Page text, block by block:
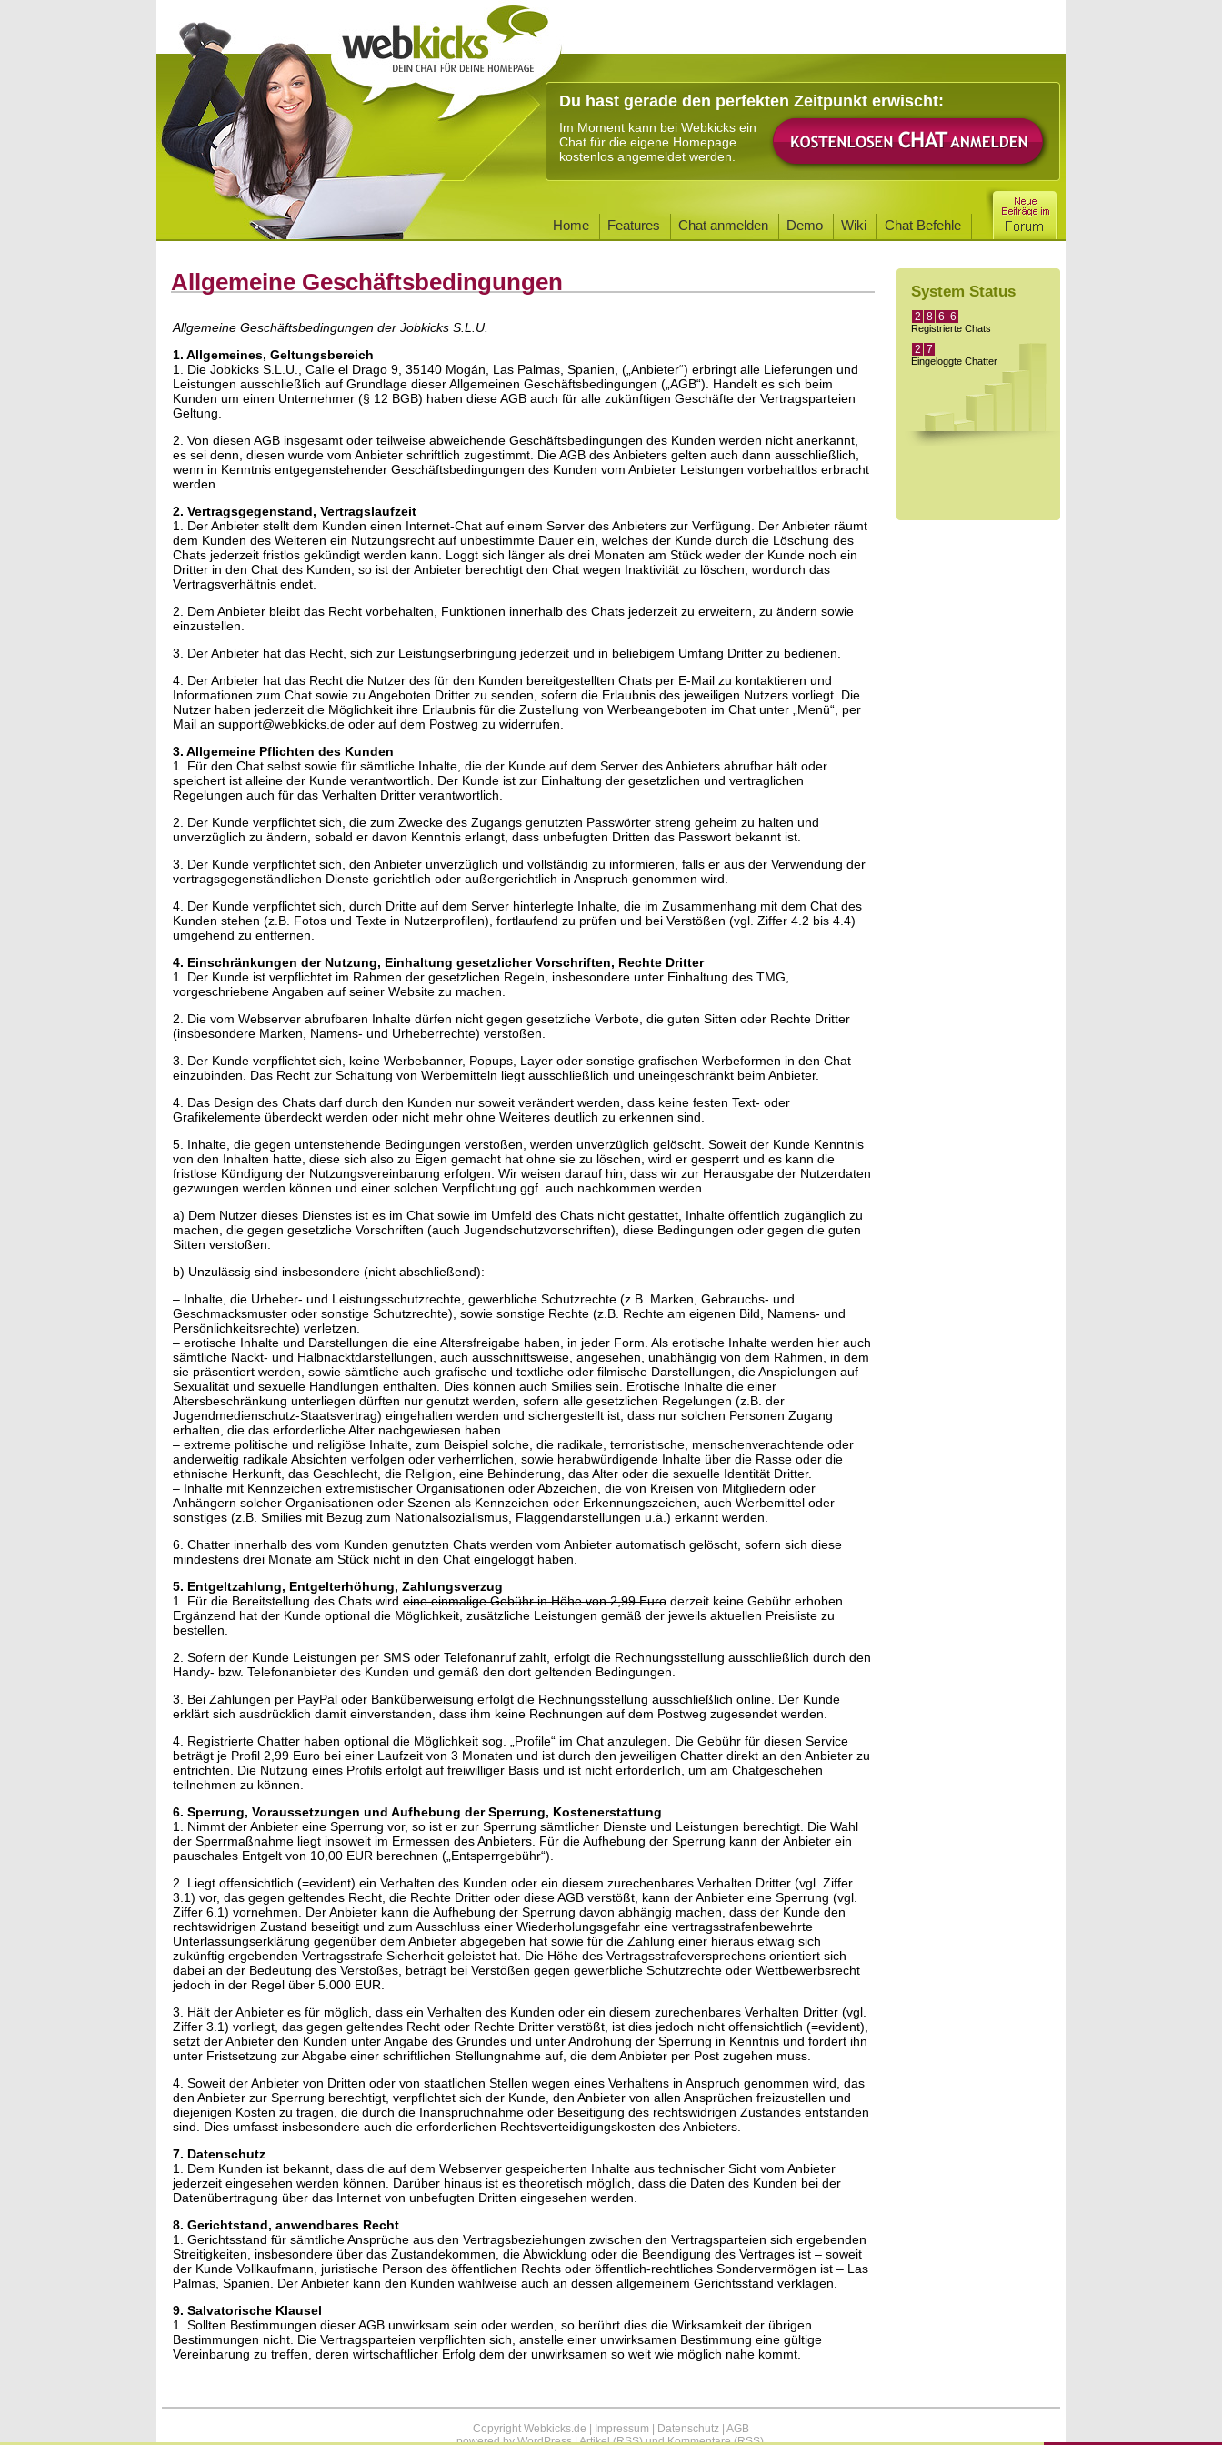
Du hast gerade den perfekten Zeitpunkt erwischt:
Im Moment kann bei Webkicks ein
Chat für die eigene Homepage
kostenlos angemeldet werden.
Home Features Chat anmelden Demo Wiki Chat Befehle
Allgemeine Geschäftsbedingungen
Allgemeine Geschäftsbedingungen der Jobkicks S.L.U.
1. Allgemeines, Geltungsbereich
1. Die Jobkicks S.L.U.
, Calle el Drago 9, 35140 Mogán, Las Palmas, Spanien, („Anbieter“) erbringt alle Lieferungen und
Leistungen ausschließlich auf Grundlage dieser Allgemeinen Geschäftsbedingungen („AGB“). Handelt es sich beim
Kunden um einen Unternehmer (§ 12 BGB) haben diese AGB auch für alle zukünftigen Geschäfte der Vertragsparteien
Geltung.
2. Von diesen AGB insgesamt oder teilweise abweichende Geschäftsbedingungen des Kunden werden nicht anerkannt,
es sei denn, diesen wurde vom Anbieter schriftlich zugestimmt. Die AGB des Anbieters gelten auch dann ausschließlich,
wenn in Kenntnis entgegenstehender Geschäftsbedingungen des Kunden vom Anbieter Leistungen vorbehaltlos erbracht
werden.
2. Vertragsgegenstand, Vertragslaufzeit
1. Der Anbieter stellt dem Kunden einen Internet-Chat auf einem Server des Anbieters zur Verfügung. Der Anbieter räumt
dem Kunden des Weiteren ein Nutzungsrecht auf unbestimmte Dauer ein, welches der Kunde durch die Löschung des
Chats jederzeit fristlos gekündigt werden kann. Loggt sich länger als drei Monaten am Stück weder der Kunde noch ein
Dritter in den Chat des Kunden, so ist der Anbieter berechtigt den Chat wegen Inaktivität zu löschen, wordurch das
Vertragsverhältnis endet.
2. Dem Anbieter bleibt das Recht vorbehalten, Funktionen innerhalb des Chats jederzeit zu erweitern, zu ändern sowie
einzustellen.
3. Der Anbieter hat das Recht, sich zur Leistungserbringung jederzeit und in beliebigem Umfang Dritter zu bedienen.
4. Der Anbieter hat das Recht die Nutzer des für den Kunden bereitgestellten Chats per E-Mail zu kontaktieren und
Informationen zum Chat sowie zu Angeboten Dritter zu senden, sofern die Erlaubnis des jeweiligen Nutzers vorliegt. Die
Nutzer haben jederzeit die Möglichkeit ihre Erlaubnis für die Zustellung von Werbeangeboten im Chat unter „Menü“, per
Mail an support@webkicks.de oder auf dem Postweg zu widerrufen.
3. Allgemeine Pflichten des Kunden
1. Für den Chat selbst sowie für sämtliche Inhalte, die der Kunde auf dem Server des Anbieters abrufbar hält oder
speichert ist alleine der Kunde verantwortlich. Der Kunde ist zur Einhaltung der gesetzlichen und vertraglichen
Regelungen auch für das Verhalten Dritter verantwortlich.
2. Der Kunde verpflichtet sich, die zum Zwecke des Zugangs genutzten Passwörter streng geheim zu halten und
unverzüglich zu ändern, sobald er davon Kenntnis erlangt, dass unbefugten Dritten das Passwort bekannt ist.
3. Der Kunde verpflichtet sich, den Anbieter unverzüglich und vollständig zu informieren, falls er aus der Verwendung der
vertragsgegenständlichen Dienste gerichtlich oder außergerichtlich in Anspruch genommen wird.
4. Der Kunde verpflichtet sich, durch Dritte auf dem Server hinterlegte Inhalte, die im Zusammenhang mit dem Chat des
Kunden stehen (z.B. Fotos und Texte in Nutzerprofilen), fortlaufend zu prüfen und bei Verstößen (vgl. Ziffer 4.2 bis 4.4)
umgehend zu entfernen.
4. Einschränkungen der Nutzung, Einhaltung gesetzlicher Vorschriften, Rechte Dritter
1. Der Kunde ist verpflichtet im Rahmen der gesetzlichen Regeln, insbesondere unter Einhaltung des TMG,
vorgeschriebene Angaben auf seiner Website zu machen.
2. Die vom Webserver abrufbaren Inhalte dürfen nicht gegen gesetzliche Verbote, die guten Sitten oder Rechte Dritter
(insbesondere Marken, Namens- und Urheberrechte) verstoßen.
3. Der Kunde verpflichtet sich, keine Werbebanner, Popups, Layer oder sonstige grafischen Werbeformen in den Chat
einzubinden. Das Recht zur Schaltung von Werbemitteln liegt ausschließlich und uneingeschränkt beim Anbieter.
4. Das Design des Chats darf durch den Kunden nur soweit verändert werden, dass keine festen Text- oder
Grafikelemente überdeckt werden oder nicht mehr ohne Weiteres deutlich zu erkennen sind.
5. Inhalte, die gegen untenstehende Bedingungen verstoßen, werden unverzüglich gelöscht. Soweit der Kunde Kenntnis
von den Inhalten hatte, diese sich also zu Eigen gemacht hat ohne sie zu löschen, wird er gesperrt und es kann die
fristlose Kündigung der Nutzungsvereinbarung erfolgen. Wir weisen darauf hin, dass wir zur Herausgabe der Nutzerdaten
gezwungen werden können und einer solchen Verpflichtung ggf. auch nachkommen werden.
a) Dem Nutzer dieses Dienstes ist es im Chat sowie im Umfeld des Chats nicht gestattet, Inhalte öffentlich zugänglich zu
machen, die gegen gesetzliche Vorschriften (auch Jugendschutzvorschriften), diese Bedingungen oder gegen die guten
Sitten verstoßen.
b) Unzulässig sind insbesondere (nicht abschließend):
– Inhalte, die Urheber- und Leistungsschutzrechte, gewerbliche Schutzrechte (z.B. Marken, Gebrauchs- und
Geschmacksmuster oder sonstige Schutzrechte), sowie sonstige Rechte (z.B. Rechte am eigenen Bild, Namens- und
Persönlichkeitsrechte) verletzen.
– erotische Inhalte und Darstellungen die eine Altersfreigabe haben, in jeder Form. Als erotische Inhalte werden hier auch
sämtliche Nackt- und Halbnacktdarstellungen, auch ausschnittsweise, angesehen, unabhängig von dem Rahmen, in dem
sie präsentiert werden, sowie sämtliche auch grafische und textliche oder filmische Darstellungen, die Anspielungen auf
Sexualität und sexuelle Handlungen enthalten. Dies können auch Smilies sein. Erotische Inhalte die einer
Altersbeschränkung unterliegen dürften nur genutzt werden, sofern alle gesetzlichen Regelungen (z.B. der
Jugendmedienschutz-Staatsvertrag) eingehalten werden und sichergestellt ist, dass nur solchen Personen Zugang
erhalten, die das erforderliche Alter nachgewiesen haben.
– extreme politische und religiöse Inhalte, zum Beispiel solche, die radikale, terroristische, menschenverachtende oder
anderweitig radikale Absichten verfolgen oder verherrlichen, sowie herabwürdigende Inhalte über die Rasse oder die
ethnische Herkunft, das Geschlecht, die Religion, eine Behinderung, das Alter oder die sexuelle Identität Dritter.
– Inhalte mit Kennzeichen extremistischer Organisationen oder Abzeichen, die von Kreisen von Mitgliedern oder
Anhängern solcher Organisationen oder Szenen als Kennzeichen oder Erkennungszeichen, auch Werbemittel oder
sonstiges (z.B. Smilies mit Bezug zum Nationalsozialismus, Flaggendarstellungen u.ä.) erkannt werden.
6. Chatter innerhalb des vom Kunden genutzten Chats werden vom Anbieter automatisch gelöscht, sofern sich diese
mindestens drei Monate am Stück nicht in den Chat eingeloggt haben.
5. Entgeltzahlung, Entgelterhöhung, Zahlungsverzug
1. Für die Bereitstellung des Chats wird eine einmalige Gebühr in Höhe von 2,99 Euro derzeit keine Gebühr erhoben.
Ergänzend hat der Kunde optional die Möglichkeit, zusätzliche Leistungen gemäß der jeweils aktuellen Preisliste zu
bestellen.
2. Sofern der Kunde Leistungen per SMS oder Telefonanruf zahlt, erfolgt die Rechnungsstellung ausschließlich durch den
Handy- bzw. Telefonanbieter des Kunden und gemäß den dort geltenden Bedingungen.
3. Bei Zahlungen per PayPal oder Banküberweisung erfolgt die Rechnungsstellung ausschließlich online. Der Kunde
erklärt sich ausdrücklich damit einverstanden, dass ihm keine Rechnungen auf dem Postweg zugesendet werden.
4. Registrierte Chatter haben optional die Möglichkeit sog. „Profile“ im Chat anzulegen. Die Gebühr für diesen Service
beträgt je Profil 2,99 Euro bei einer Laufzeit von 3 Monaten und ist durch den jeweiligen Chatter direkt an den Anbieter zu
entrichten. Die Nutzung eines Profils erfolgt auf freiwilliger Basis und ist nicht erforderlich, um am Chatgeschehen
teilnehmen zu können.
6. Sperrung, Voraussetzungen und Aufhebung der Sperrung, Kostenerstattung
1. Nimmt der Anbieter eine Sperrung vor, so ist er zur Sperrung sämtlicher Dienste und Leistungen berechtigt. Die Wahl
der Sperrmaßnahme liegt insoweit im Ermessen des Anbieters. Für die Aufhebung der Sperrung kann der Anbieter ein
pauschales Entgelt von 10,00 EUR berechnen („Entsperrgebühr“).
2. Liegt offensichtlich (=evident) ein Verhalten des Kunden oder ein diesem zurechenbares Verhalten Dritter (vgl. Ziffer
3.1) vor, das gegen geltendes Recht, die Rechte Dritter oder diese AGB verstößt, kann der Anbieter eine Sperrung (vgl.
Ziffer 6.1) vornehmen. Der Anbieter kann die Aufhebung der Sperrung davon abhängig machen, dass der Kunde den
rechtswidrigen Zustand beseitigt und zum Ausschluss einer Wiederholungsgefahr eine vertragsstrafenbewehrte
Unterlassungserklärung gegenüber dem Anbieter abgegeben hat sowie für die Zahlung einer hieraus etwaig sich
zukünftig ergebenden Vertragsstrafe Sicherheit geleistet hat. Die Höhe des Vertragsstrafeversprechens orientiert sich
dabei an der Bedeutung des Verstoßes, beträgt bei Verstößen gegen gewerbliche Schutzrechte oder Wettbewerbsrecht
jedoch in der Regel über 5.000 EUR.
3. Hält der Anbieter es für möglich, dass ein Verhalten des Kunden oder ein diesem zurechenbares Verhalten Dritter (vgl.
Ziffer 3.1) vorliegt, das gegen geltendes Recht oder Rechte Dritter verstößt, ist dies jedoch nicht offensichtlich (=evident),
setzt der Anbieter den Kunden unter Angabe des Grundes und unter Androhung der Sperrung in Kenntnis und fordert ihn
unter Fristsetzung zur Abgabe einer schriftlichen Stellungnahme auf, die dem Anbieter per Post zugehen muss.
4. Soweit der Anbieter von Dritten oder von staatlichen Stellen wegen eines Verhaltens in Anspruch genommen wird, das
den Anbieter zur Sperrung berechtigt, verpflichtet sich der Kunde, den Anbieter von allen Ansprüchen freizustellen und
diejenigen Kosten zu tragen, die durch die Inanspruchnahme oder Beseitigung des rechtswidrigen Zustandes entstanden
sind. Dies umfasst insbesondere auch die erforderlichen Rechtsverteidigungskosten des Anbieters.
7. Datenschutz
1. Dem Kunden ist bekannt, dass die auf dem Webserver gespeicherten Inhalte aus technischer Sicht vom Anbieter
jederzeit eingesehen werden können. Darüber hinaus ist es theoretisch möglich, dass die Daten des Kunden bei der
Datenübertragung über das Internet von unbefugten Dritten eingesehen werden.
8. Gerichtstand, anwendbares Recht
1. Gerichtsstand für sämtliche Ansprüche aus den Vertragsbeziehungen zwischen den Vertragsparteien sich ergebenden
Streitigkeiten, insbesondere über das Zustandekommen, die Abwicklung oder die Beendigung des Vertrages ist – soweit
der Kunde Vollkaufmann, juristische Person des öffentlichen Rechts oder öffentlich-rechtliches Sondervermögen ist – Las
Palmas, Spanien. Der Anbieter kann den Kunden wahlweise auch an dessen allgemeinem Gerichtsstand verklagen.
9. Salvatorische Klausel
1. Sollten Bestimmungen dieser AGB unwirksam sein oder werden, so berührt dies die Wirksamkeit der übrigen
Bestimmungen nicht. Die Vertragsparteien verpflichten sich, anstelle einer unwirksamen Bestimmung eine gültige
Vereinbarung zu treffen, deren wirtschaftlicher Erfolg dem der unwirksamen so weit wie möglich nahe kommt.
System Status
2 8 6 6
Registrierte Chats
2 7
Eingeloggte Chatter
Copyright Webkicks.de | Impressum Datenschutz AGB
powered byWordPress|Artikel (RSS)undKommentare (RSS).